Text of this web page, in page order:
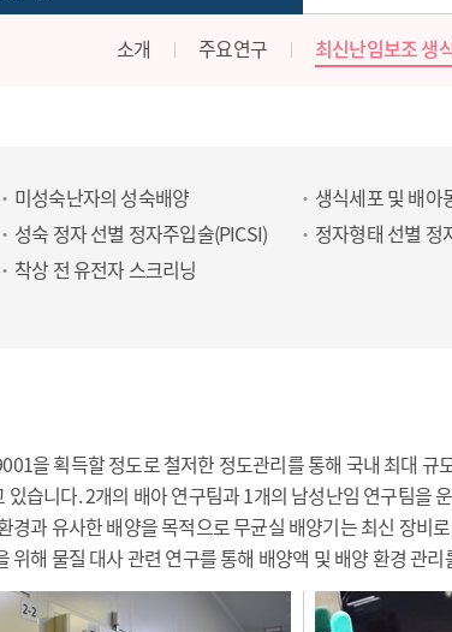
소개 주요연구 최신난임보조 생
미성숙난자의 성숙배양 생식세포 및 배아
성숙 정자 선별 정자주입술(PICSI) 정자형태 선별 정
착상 전 유전자 스크리닝
을 획득할 정도로 철저한 정도관리를 통해 국내 최대 규
습니다. 2개의 배아 연구팀과 1개의 남성난임 연구팀을
경과 유사한 배양을 목적으로 무균실 배양기는 최신 장비
위해 물질 대사 관련 연구를 통해 배양액 및 배양 환경 관리